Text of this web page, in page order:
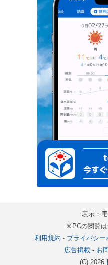
表示：
※PCの閲覧
利用規約 - プライバシー
広告掲載- お
(C) 2026